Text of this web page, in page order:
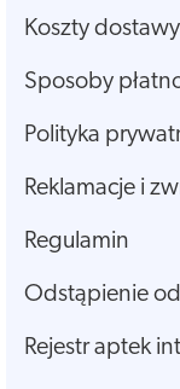
Koszty dostawy
Sposoby
Polityka
Reklamacje i
Regulamin
Odstąpienie
Rejestr aptek